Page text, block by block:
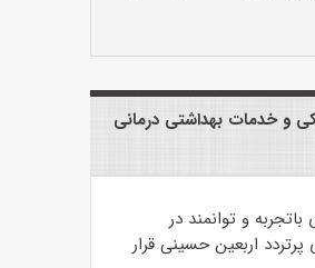
و خدمات بهداشتی درمانی
و توانمند در
اربعین حسینی قرار